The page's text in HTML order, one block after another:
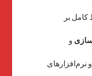
بر
و
و نرم‌افزارهای